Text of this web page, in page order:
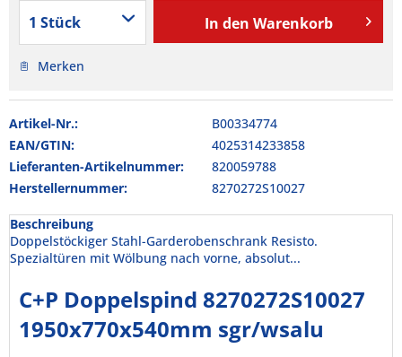
In den Warenkorb
Merken
Artikel-Nr.:
B00334774
EAN/GTIN:
4025314233858
Lieferanten-Artikelnummer:
820059788
Herstellernummer:
8270272S10027
Beschreibung
Doppelstöckiger Stahl-Garderobenschrank Resisto.
Spezialtüren mit Wölbung nach vorne, absolut...
C+P Doppelspind 8270272S10027
1950x770x540mm sgr/wsalu